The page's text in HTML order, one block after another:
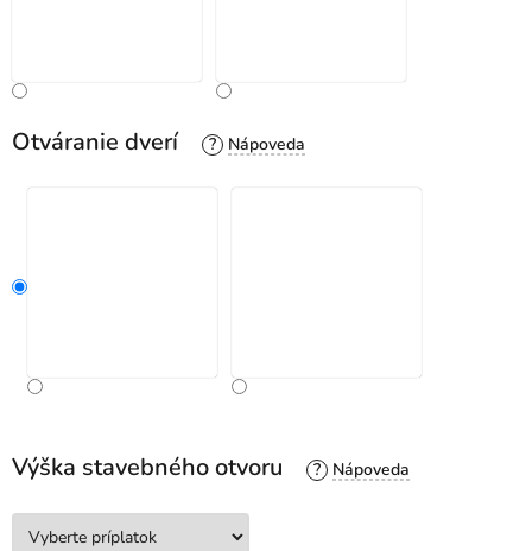
Otváranie dverí ?
Výška stavebného otvoru ?